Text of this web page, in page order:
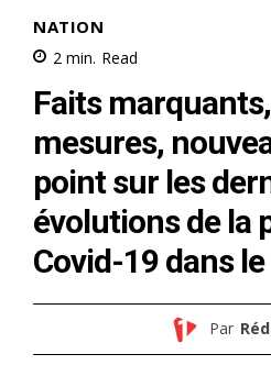
NATION
2 min. Read
Faits
mesures,
point sur les
évolutions de la
Covid-19 dans
Par